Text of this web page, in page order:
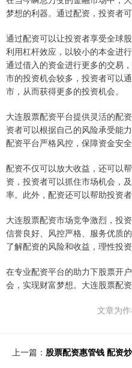
梦想的利器。通过配资，投资者
通过配资可以让投资者享受全球
利用杠杆效应，以较小的本金进
通过借入的资金进行更多的交易
市的投资机会较多，投资者可以
市，从而获得更多的投资机会。
大连股票配资平台提供灵活的配
资者可以根据自己的风险承受能
配资平台严格风控，保障资金安
配资不仅可以放大收益，还可以
资，投资者可以抓住市场机会，
率。此外，配资还可以帮助投资
大连股票配资市场竞争激烈，投
信誉良好、风控严格、服务优质
了解配资的风险和收益，理性投
在专业配资平台的助力下股票开
会，实现财富梦想。大连股票配
文章为
上一篇： 股票配资惠管钱 配资